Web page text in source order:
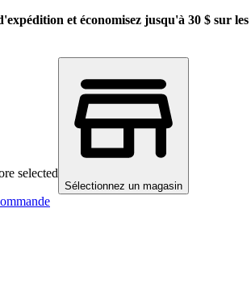
et économisez jusqu'à 30 $ sur
selected
Sélectionnez un magasin